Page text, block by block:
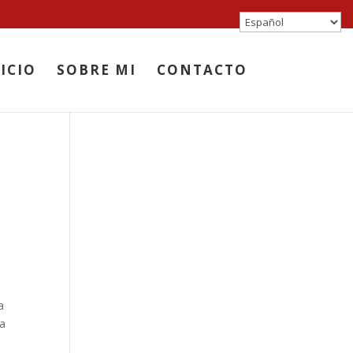
SOBRE MI CONTACTO